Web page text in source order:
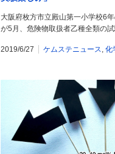
大阪府枚方市立殿山第一小学校6
が5月、危険物取扱者乙種全類の
2019/6/27 ケムステニュース, 化